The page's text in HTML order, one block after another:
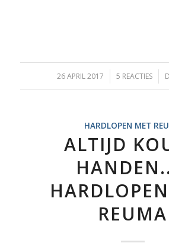
26 APRIL 2017
/ 5 REACTIES
/
HARDLOPEN MET
ALTIJD
REUMA